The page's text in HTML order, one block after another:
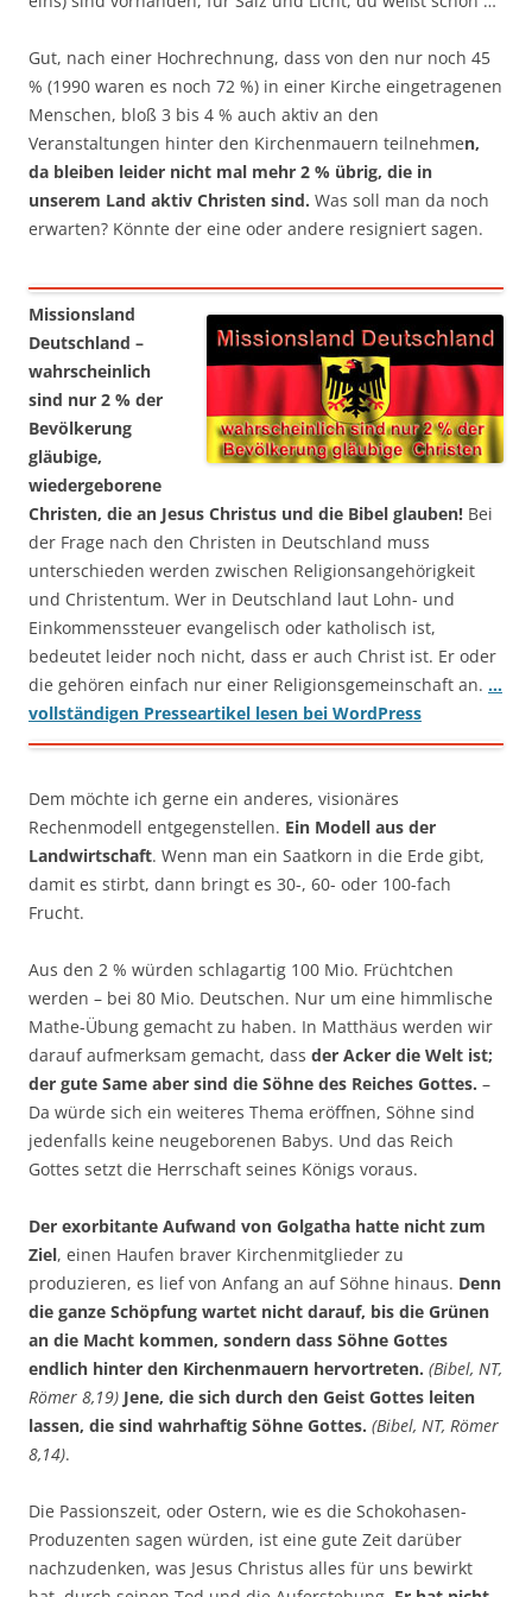
Gut, nach einer Hochrechnung, dass von den nur noch 45
% (1990 waren es noch 72 %) in einer Kirche eingetragenen
Menschen, bloß 3 bis 4 % auch aktiv an den
Veranstaltungen hinter den Kirchenmauern teilnehmen,
da bleiben leider nicht mal mehr 2 % übrig, die in
unserem Land aktiv Christen sind. Was soll man da noch
erwarten? Könnte der eine oder andere resigniert sagen.
Missionsland
Deutschland –
wahrscheinlich
sind nur 2 % der
Bevölkerung
gläubige,
wiedergeborene
Christen, die an Jesus Christus und die Bibel glauben! Bei
der Frage nach den Christen in Deutschland muss
unterschieden werden zwischen Religionsangehörigkeit
und Christentum. Wer in Deutschland laut Lohn- und
Einkommenssteuer evangelisch oder katholisch ist,
bedeutet leider noch nicht, dass er auch Christ ist. Er oder
die gehören einfach nur einer Religionsgemeinschaft an. …
vollständigen Presseartikel lesen bei WordPress
Dem möchte ich gerne ein anderes, visionäres
Rechenmodell entgegenstellen. Ein Modell aus der
Landwirtschaft. Wenn man ein Saatkorn in die Erde gibt,
damit es stirbt, dann bringt es 30-, 60- oder 100-fach
Frucht.
Aus den 2 % würden schlagartig 100 Mio. Früchtchen
werden – bei 80 Mio. Deutschen. Nur um eine himmlische
Mathe-Übung gemacht zu haben. In Matthäus werden wir
darauf aufmerksam gemacht, dass der Acker die Welt ist;
der gute Same aber sind die Söhne des Reiches Gottes. –
Da würde sich ein weiteres Thema eröffnen, Söhne sind
jedenfalls keine neugeborenen Babys. Und das Reich
Gottes setzt die Herrschaft seines Königs voraus.
Der exorbitante Aufwand von Golgatha hatte nicht zum
Ziel, einen Haufen braver Kirchenmitglieder zu
produzieren, es lief von Anfang an auf Söhne hinaus. Denn
die ganze Schöpfung wartet nicht darauf, bis die Grünen
an die Macht kommen, sondern dass Söhne Gottes
endlich hinter den Kirchenmauern hervortreten. (Bibel, NT,
Römer 8,19) Jene, die sich durch den Geist Gottes leiten
lassen, die sind wahrhaftig Söhne Gottes. (Bibel, NT, Römer
8,14).
Die Passionszeit, oder Ostern, wie es die Schokohasen-
Produzenten sagen würden, ist eine gute Zeit darüber
nachzudenken, was Jesus Christus alles für uns bewirkt